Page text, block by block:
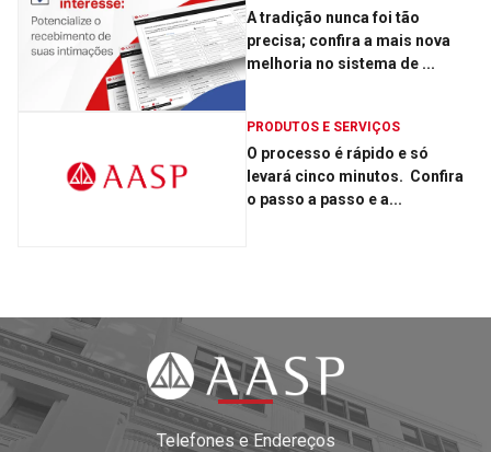
A tradição nunca foi tão
precisa; confira a mais nova
melhoria no sistema de ...
PRODUTOS E SERVIÇOS
O processo é rápido e só
levará cinco minutos. ­ Confira
o passo a passo e a...
Telefones e Endereços